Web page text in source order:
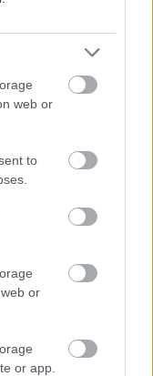
web or
to
or
or app.
Fabia Rally2
Polo GTI R5
Fabia Rally2
Fabia R5